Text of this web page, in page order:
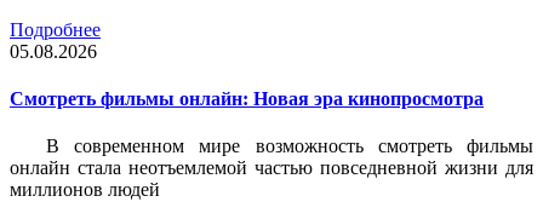
Подробнее
05.08.2026
Смотреть фильмы онлайн: Новая эра кинопросмотра
В современном мире возможность смотреть фильмы
онлайн стала неотъемлемой частью повседневной жизни для
миллионов людей